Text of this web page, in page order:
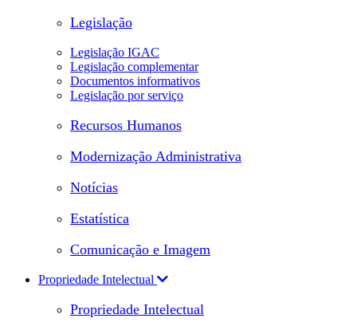
Legislação
Legislação IGAC
Legislação complementar
Documentos informativos
Legislação por serviço
Recursos Humanos
Modernização Administrativa
Notícias
Estatística
Comunicação e Imagem
Propriedade Intelectual
Propriedade Intelectual